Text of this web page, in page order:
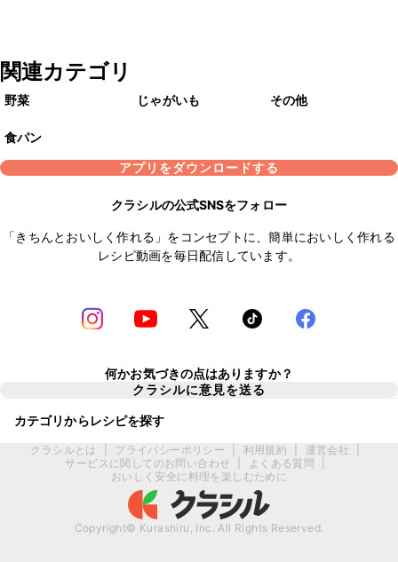
関連カテゴリ
野菜 じゃがいも その他
食パン
アプリをダウンロードする
クラシルの公式SNSをフォロー
「きちんとおいしく作れる」をコンセプトに、簡単においしく作れる
レシピ動画を毎日配信しています。
何かお気づきの点はありますか？
クラシルに意見を送る
カテゴリからレシピを探す
クラシルとは プライバシーポリシー 利用規約 運営会社
サービスに関してのお問い合わせ
よくある質問
おいしく安全に料理を楽しむために
Copyright© Kurashiru, Inc. All Rights Reserved.